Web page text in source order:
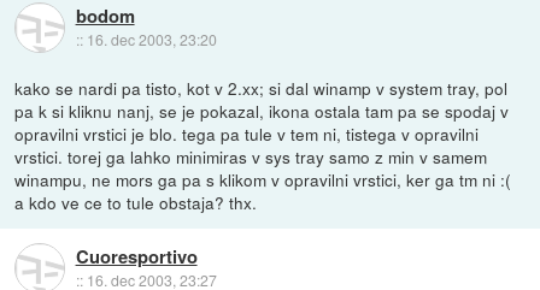
bodom
:: 16. dec 2003, 23:20
kako se nardi pa tisto, kot v 2.xx; si dal winamp v system tray, pol
pa k si kliknu nanj, se je pokazal, ikona ostala tam pa se spodaj v
opravilni vrstici je blo. tega pa tule v tem ni, tistega v opravilni
vrstici. torej ga lahko minimiras v sys tray samo z min v samem
winampu, ne mors ga pa s klikom v opravilni vrstici, ker ga tm ni :(
a kdo ve ce to tule obstaja? thx.
Cuoresportivo
:: 16. dec 2003, 23:27